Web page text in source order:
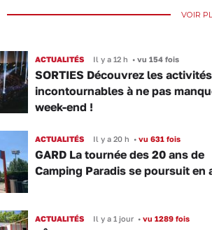
VOIR
ACTUALITÉS Il y a 12 h •vu 154 fois
SORTIES Découvrez les activités
incontournables à ne pas
week-end !
ACTUALITÉS Il y a 20 h •vu 631 fois
GARD La tournée des 20 ans de
Camping Paradis se poursuit en
ACTUALITÉS Il y a 1 jour •vu 1289 fois